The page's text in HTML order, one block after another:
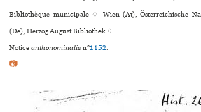
Bibliothèque muni­ci­pale ♢ Wien (At), Österreichische
(De), Herzog August Bibliothek ♢
Noticeanthonominalien°1152.
📷